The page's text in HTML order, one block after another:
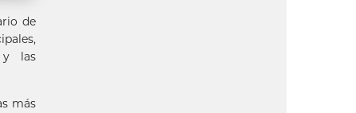
de
y las
más